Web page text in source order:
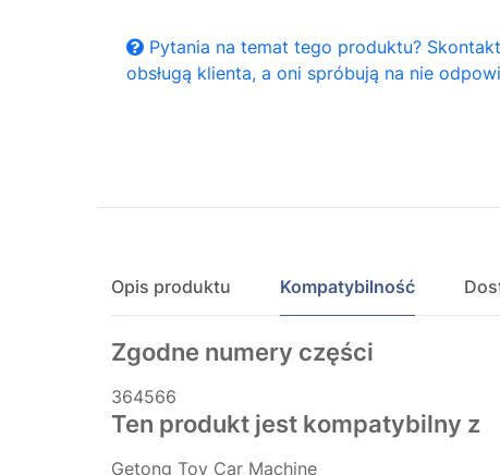
Pytania na temat tego produktu?
obsługą klienta, a oni spróbują na nie
Opis produktu Kompatybilność
Zgodne numery części
364566
Ten produkt jest kompatybilny z
Getong Toy Car Machine